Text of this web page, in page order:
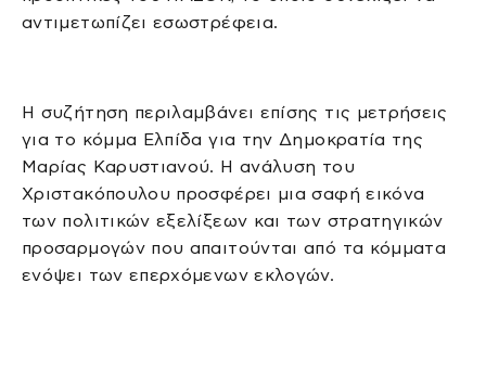
αντιμετωπίζει εσωστρέφεια.
Η συζήτηση περιλαμβάνει επίσης τις μετρήσεις
για το κόμμα Ελπίδα για την Δημοκρατία της
Μαρίας Καρυστιανού. Η ανάλυση του
Χριστακόπουλου προσφέρει μια σαφή εικόνα
των πολιτικών εξελίξεων και των στρατηγικών
προσαρμογών που απαιτούνται από τα κόμματα
ενόψει των επερχόμενων εκλογών.